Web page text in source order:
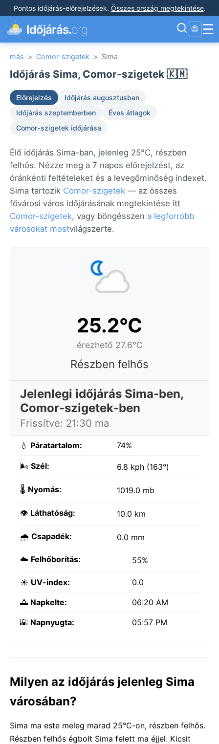
Pontos időjárás-előrejelzések. Összes ország megtekintése.
Időjárás.org 🌐 ☰
más > Comor-szigetek > Sima
Időjárás Sima, Comor-szigetek 🇰🇲
Előrejelzés
Időjárás augusztusban
Időjárás szeptemberben
Éves átlagok
Comor-szigetek időjárása
Élő időjárás Sima-ban, jelenleg 25°C, részben
felhős. Nézze meg a 7 napos előrejelzést, az
óránkénti feltételeket és a levegőminőség indexet.
Sima tartozik Comor-szigetek — az összes
fővárosi város időjárásának megtekintése itt
Comor-szigetek, vagy böngésszen a legforróbb
városokat mostvilágszerte.
25.2°C
érezhető 27.6°C
Részben felhős
Jelenlegi időjárás Sima-ben,
Comor-szigetek-ben
Frissítve: 21:30 ma
💧 Páratartalom: 74%
🌬️ Szél: 6.8 kph (163°)
🌡️ Nyomás: 1019.0 mb
👁️ Láthatóság: 10.0 km
🌧️ Csapadék: 0.0 mm
☁️ Felhőborítás: 55%
☀️ UV-index: 0.0
🌅 Napkelte: 06:20 AM
🌇 Napnyugta: 05:57 PM
Milyen az időjárás jelenleg Sima
városában?
Sima ma este meleg marad 25°C-on, részben felhős.
Részben felhős égbolt Sima felett ma éjjel. Kicsit